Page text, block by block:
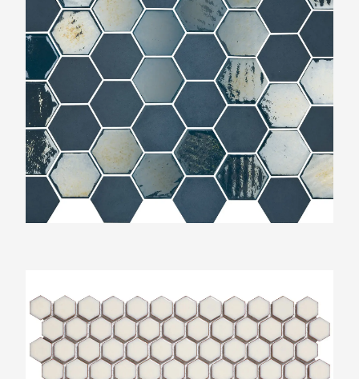
Glans Zeshoek 23x26mm